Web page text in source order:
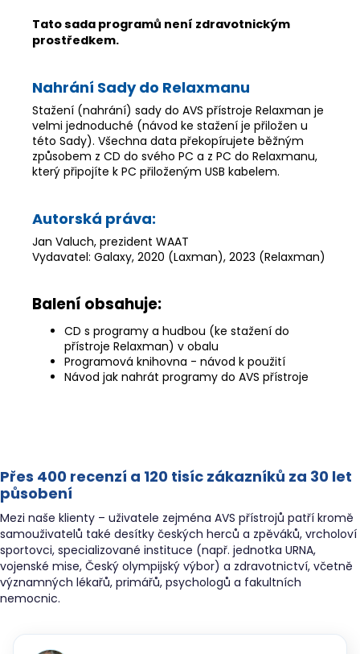
Tato sada programů není zdravotnickým
prostředkem.
Nahrání Sady do Relaxmanu
Stažení (nahrání) sady do AVS přístroje Relaxman je
velmi jednoduché (návod ke stažení je přiložen u
této Sady). Všechna data překopírujete běžným
způsobem z CD do svého PC a z PC do Relaxmanu,
který připojíte k PC přiloženým USB kabelem.
Autorská práva:
Jan Valuch, prezident WAAT
Vydavatel: Galaxy, 2020 (Laxman), 2023 (Relaxman)
Balení obsahuje:
CD s programy a hudbou (ke stažení do
přístroje Relaxman) v obalu
Programová knihovna - návod k použití
Návod jak nahrát programy do AVS přístroje
Přes 400 recenzí a 120 tisíc zákazníků za 30 let
působení
Mezi naše klienty – uživatele zejména AVS přístrojů patří kromě
samouživatelů také desítky českých herců a zpěváků, vrcholoví
sportovci, specializované instituce (např. jednotka URNA,
vojenské mise, Český olympijský výbor) a zdravotnictví, včetně
významných lékařů, primářů, psychologů a fakultních
nemocnic.